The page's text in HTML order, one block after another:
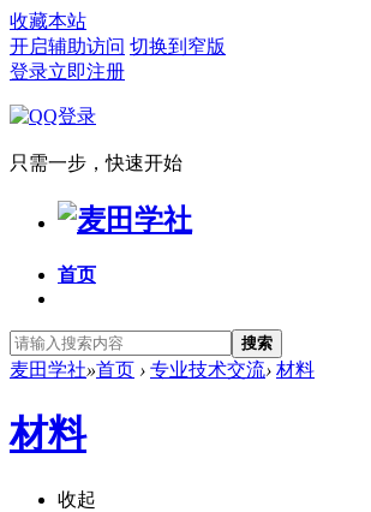
收藏本站
开启辅助访问 切换到窄版
登录立即注册
只需一步，快速开始
首页
搜索
麦田学社»首页 › 专业技术交流› 材料
材料
收起